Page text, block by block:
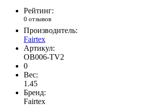
Рейтинг:
0 отзывов
Производитель:
Fairtex
Артикул:
OB006-TV2
0
Вес:
1.45
Бренд:
Fairtex